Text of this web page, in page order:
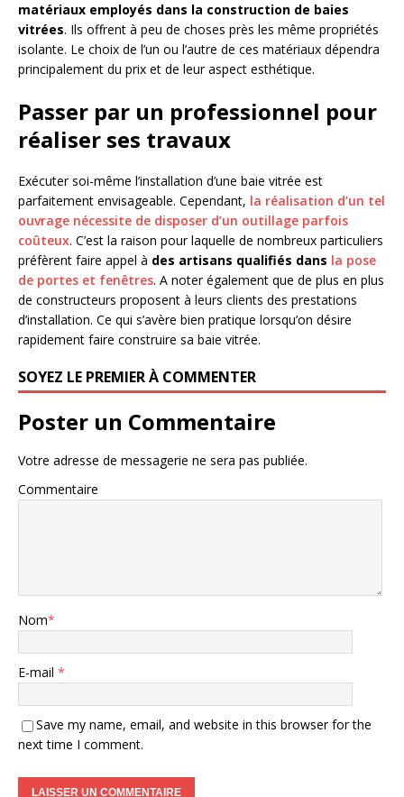
matériaux employés dans la construction de baies
vitrées. Ils offrent à peu de choses près les même propriétés
isolante. Le choix de l’un ou l’autre de ces matériaux dépendra
principalement du prix et de leur aspect esthétique.
Passer par un professionnel pour
réaliser ses travaux
Exécuter soi-même l’installation d’une baie vitrée est
parfaitement envisageable. Cependant, la réalisation d’un tel
ouvrage nécessite de disposer d’un outillage parfois
coûteux. C’est la raison pour laquelle de nombreux particuliers
préfèrent faire appel à des artisans qualifiés dans la pose
de portes et fenêtres. A noter également que de plus en plus
de constructeurs proposent à leurs clients des prestations
d’installation. Ce qui s’avère bien pratique lorsqu’on désire
rapidement faire construire sa baie vitrée.
SOYEZ LE PREMIER À COMMENTER
Poster un Commentaire
Votre adresse de messagerie ne sera pas publiée.
Commentaire
Nom*
E-mail *
Save my name, email, and website in this browser for the
next time I comment.